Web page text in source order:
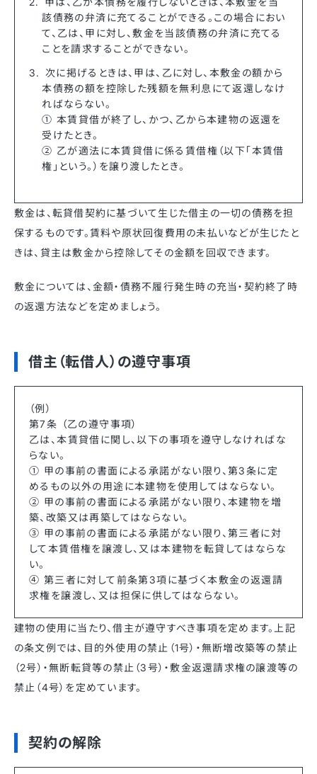
該債務の弁済に充てることができる。この場合におい
て、乙は、甲に対し、敷金を当該債務の弁済に充てる
ことを請求することができない。
次に掲げるときは、甲は、乙に対し、本敷金の額から
本債務の額を控除した残額を無利息にて返還しなけ
ればならない。
① 本賃貸借が終了し、かつ、乙から本建物の返還を
受けたとき。
② 乙が適法に本賃貸借に係る賃借権（以下「本賃借
権」という。）を譲り渡したとき。
敷金は、転貸借契約に基づいて生じた借主の一切の債務を担
保するものです。賃料や原状回復費用の未払いなどが生じたと
きは、貸主は敷金から控除してその金額を回収できます。
敷金については、金額・債務不履行発生時の充当・契約終了時
の返還方法などを定めましょう。
借主（転借人）の遵守事項
（例）
第7条 （乙の遵守事項）
乙は、本賃貸借に関し、以下の事項を遵守しなければな
らない。
① 甲の事前の書面による承諾がない限り、第3条に定
めるもの以外の用途に本建物を使用してはならない。
② 甲の事前の書面による承諾がない限り、本建物を増
築、改築又は再築してはならない。
③ 甲の事前の書面による承諾がない限り、第三者に対
して本賃借権を譲渡し、又は本建物を転貸してはならな
い。
④ 第三者に対して前条第3項に基づく本敷金の返還請
求権を譲渡し、又は担保に供してはならない。
建物の使用に当たり、借主が遵守すべき事項を定めます。上記
の条文例では、目的外使用の禁止（1号）・無断増改築等の禁止
（2号）・無断転貸等の禁止（3号）・敷金返還請求権の譲渡等の
禁止（4号）を定めています。
契約の解除